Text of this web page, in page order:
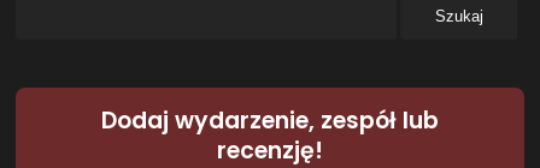
Dodaj wydarzenie, zespół lub
recenzję!